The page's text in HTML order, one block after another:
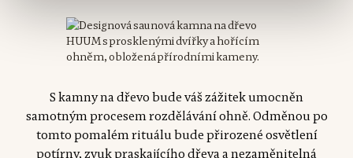
S kamny na dřevo bude váš zážitek umocněn
samotným procesem rozdělávání ohně. Odměnou po
tomto pomalém rituálu bude přirozené osvětlení
potírny, zvuk praskajícího dřeva a nezaměnitelná